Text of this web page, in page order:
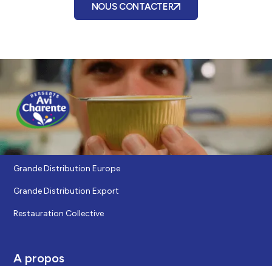
NOUS CONTACTER
Nos marchés
Grande Distribution Europe
Grande Distribution Export
Restauration Collective
A propos